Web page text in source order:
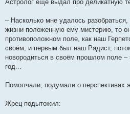
Астролог ещё выдал про деликатную
– Насколько мне удалось
жизни положенную ему мистерию, то
противоположном поле, как наш
своём; и первым был наш Радист,
новородиться в своём прошлом поле –
год...
Помолчали, подумали о перспективах
Жрец подытожил: